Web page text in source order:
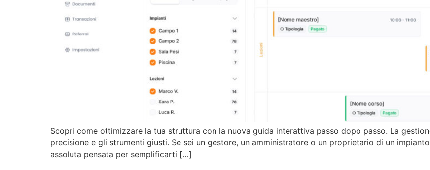
Scopri come ottimizzare la tua struttura con la nuova guida interattiva passo dopo passo. La
precisione e gli strumenti giusti. Se sei un gestore, un amministratore o un proprietario di un
assoluta pensata per semplificarti […]